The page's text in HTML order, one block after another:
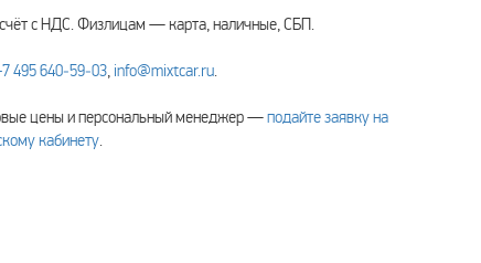
с НДС. Физлицам — карта, наличные, СБП.
495 640‑59‑03, info@mixtcar.ru.
цены и персональный менеджер —подайте заявку на
кабинету.